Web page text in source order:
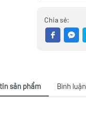
Chia sẻ:
sản phẩm Bình luận